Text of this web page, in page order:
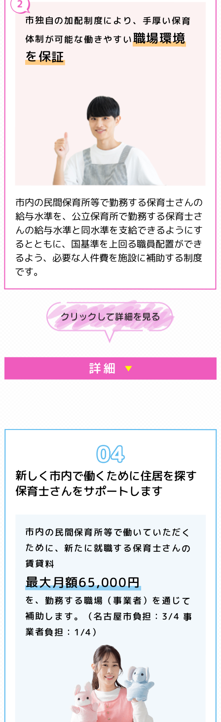
市独自の加配制度により、手厚い保育
体制が可能な働きやすい職場環境
を保証
市内の民間保育所等で勤務する保育士さんの
給与水準を、公立保育所で勤務する保育士さ
んの給与水準と同水準を支給できるようにす
るとともに、国基準を上回る職員配置ができ
るよう、必要な人件費を施設に補助する制度
です。
詳細
新しく市内で働くために住居を探す
保育士さんをサポートします
市内の民間保育所等で働いていただく
ために、新たに就職する保育士さんの
賃貸料
最大月額65,000円
を、勤務する職場（事業者）を通じて
補助します。（名古屋市負担：3/4 事
業者負担：1/4）